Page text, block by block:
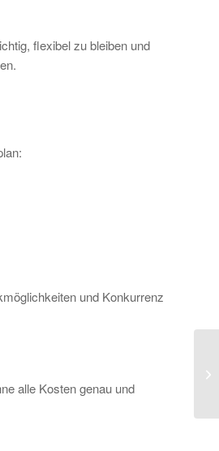
flexibel zu bleiben und
und Konkurrenz
alle Kosten genau und